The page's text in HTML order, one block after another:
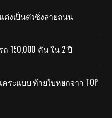
แต่งเป็นตัวซิ่งสายถนน
150,000 คัน ใน 2 ปี
แคระแบบ ท้ายใบหยกจาก TOP